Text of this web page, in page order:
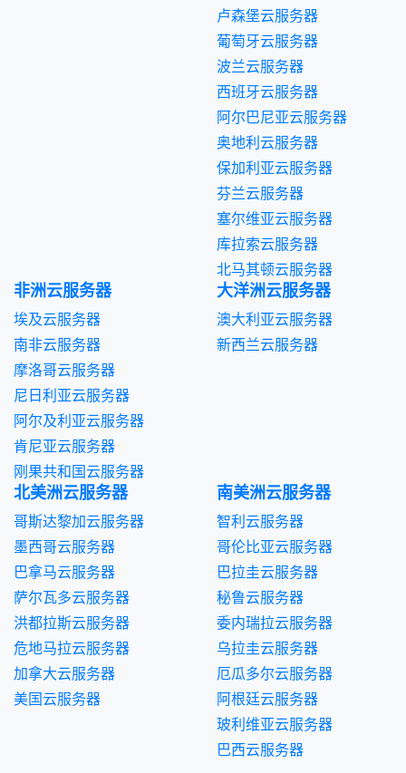
卢森堡云服务器
葡萄牙云服务器
波兰云服务器
西班牙云服务器
阿尔巴尼亚云服务器
奥地利云服务器
保加利亚云服务器
芬兰云服务器
塞尔维亚云服务器
库拉索云服务器
北马其顿云服务器
非洲云服务器
埃及云服务器
南非云服务器
摩洛哥云服务器
尼日利亚云服务器
阿尔及利亚云服务器
肯尼亚云服务器
刚果共和国云服务器
大洋洲云服务器
澳大利亚云服务器
新西兰云服务器
北美洲云服务器
哥斯达黎加云服务器
墨西哥云服务器
巴拿马云服务器
萨尔瓦多云服务器
洪都拉斯云服务器
危地马拉云服务器
加拿大云服务器
美国云服务器
南美洲云服务器
智利云服务器
哥伦比亚云服务器
巴拉圭云服务器
秘鲁云服务器
委内瑞拉云服务器
乌拉圭云服务器
厄瓜多尔云服务器
阿根廷云服务器
玻利维亚云服务器
巴西云服务器